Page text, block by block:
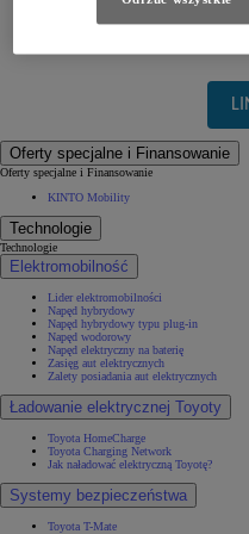
Oferty specjalne i Finansowanie
Oferty specjalne i Finansowanie
KINTO Mobility
Technologie
Technologie
Elektromobilność
Lider elektromobilności
Napęd hybrydowy
Napęd hybrydowy typu plug-in
Napęd wodorowy
Napęd elektryczny na baterię
Zasięg aut elektrycznych
Zalety posiadania aut elektrycznych
Ładowanie elektrycznej Toyoty
Toyota HomeCharge
Toyota Charging Network
Jak naładować elektryczną Toyotę?
Systemy bezpieczeństwa
Toyota T-Mate